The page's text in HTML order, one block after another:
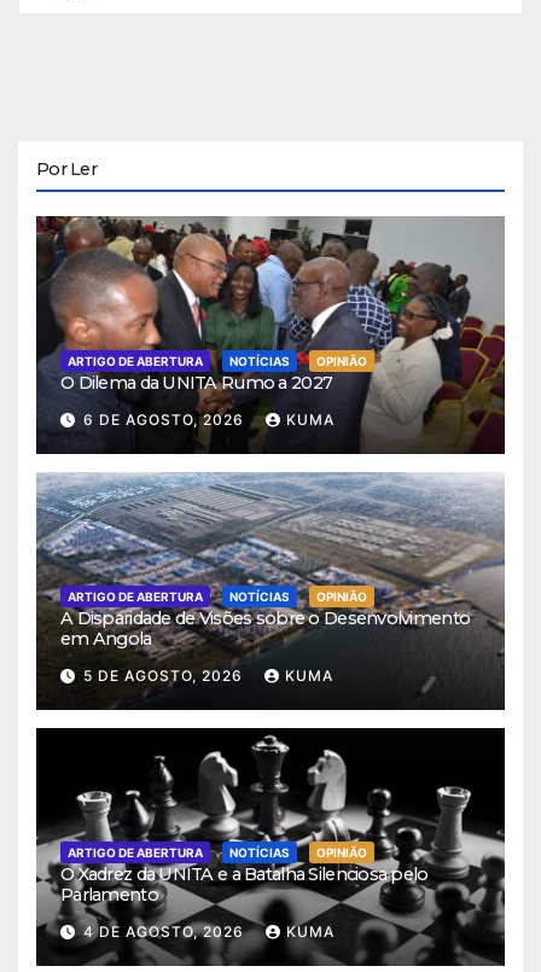
Por Ler
ARTIGO DE ABERTURA NOTÍCIAS OPINIÃO
O Dilema da UNITA Rumo a 2027
6 DE AGOSTO, 2026 KUMA
ARTIGO DE ABERTURA NOTÍCIAS OPINIÃO
A Disparidade de Visões sobre o Desenvolvimento
em Angola
5 DE AGOSTO, 2026 KUMA
ARTIGO DE ABERTURA NOTÍCIAS OPINIÃO
O Xadrez da UNITA e a Batalha Silenciosa pelo
Parlamento
4 DE AGOSTO, 2026 KUMA